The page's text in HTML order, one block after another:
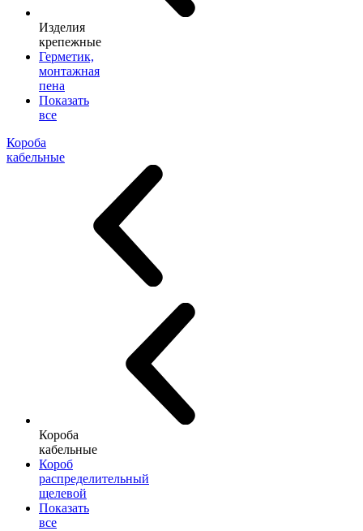
Изделия
крепежные
Герметик,
монтажная
пена
Показать
все
Короба
кабельные
Короба
кабельные
Короб
распределительный
щелевой
Показать
все